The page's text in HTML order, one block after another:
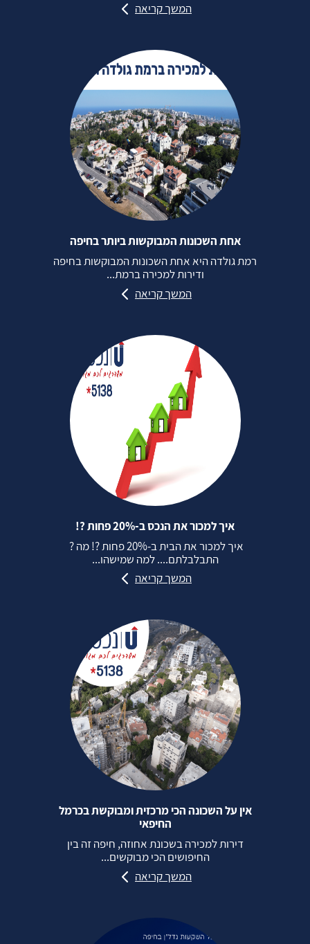
המשך קריאה
אחת השכונות המבוקשות ביותר בחיפה
רמת גולדה היא אחת השכונות המבוקשות בחיפה
ודירות למכירה ברמת...
המשך קריאה
איך למכור את הנכס ב-20% פחות ?!
איך למכור את הבית ב-20% פחות ?! מה ?
התבלבלתם.... למה שמישהו...
המשך קריאה
אין על השכונה הכי מרכזית ומבוקשת בכרמל
החיפאי
דירות למכירה בשכונת אחוזה, חיפה זה בין
החיפושים הכי מבוקשים...
המשך קריאה